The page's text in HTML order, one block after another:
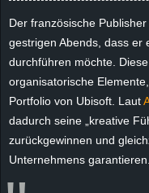
Der französische
gestrigen Abends, dass er
durchführen möchte.
organisatorische
Portfolio von Ubisoft. Laut
dadurch seine „kreative
zurückgewinnen und
Unternehmens garantieren.